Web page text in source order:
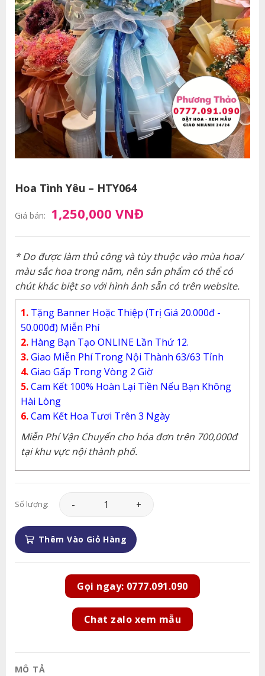
Hoa Tình Yêu – HTY064
Giá bán: 1,250,000 VNĐ
* Do được làm thủ công và tùy thuộc vào mùa hoa/
màu sắc hoa trong năm, nên sản phẩm có thể có
chút khác biệt so với hình ảnh sẵn có trên website.
1. Tặng Banner Hoặc Thiệp (Trị Giá 20.000đ -
50.000đ) Miễn Phí
2. Hàng Bạn Tạo ONLINE Lần Thứ 12.
3.Giao Miễn Phí Trong Nội Thành 63/63 Tỉnh
4.Giao Gấp Trong Vòng 2 Giờ
5.Cam Kết 100% Hoàn Lại Tiền Nếu Bạn Không
Hài Lòng
6.Cam Kết Hoa Tươi Trên 3 Ngày
Miễn Phí Vận Chuyển cho hóa đơn trên 700,000đ
tại khu vực nội thành phố.
Số lượng: Hoa Tình Yêu - HTY064 số lượng
Thêm Vào Giỏ Hàng
Gọi ngay: 0777.091.090
Chat zalo xem mẫu
MÔ TẢ